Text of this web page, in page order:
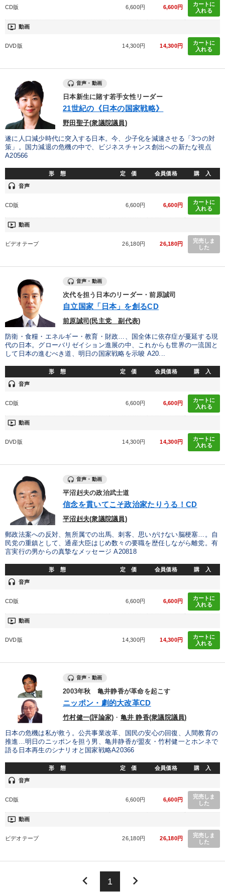
CD版 6,600円 6,600円
カートに
入れる
ondemand_video 動画
DVD版 14,300円 14,300円
カートに
入れる
音声・動画
日本新生に賭す若手女性リーダー
21世紀の《日本の国家戦略》
野田聖子(衆議院議員)
遂に人口減少時代に突入する日本。今、少子化を減速させる「3つの対
策」。国力減退の危機の中で、ビジネスチャンス創出への新たな視点
A20566
形 態 定 価 会員価格 購 入
headset 音声
CD版 6,600円 6,600円
カートに
入れる
ondemand_video 動画
ビデオテープ 26,180円 26,180円
完売しま
した
音声・動画
次代を担う日本のリーダー・前原誠司
自立国家「日本」を創るCD
前原誠司(民主党 副代表)
防衛・食糧・エネルギー・教育・財政…、国全体に依存症が蔓延する現
代の日本。グローバリゼイション進展の中、これからも世界の一流国と
して日本の進むべき道、明日の国家戦略を示唆 A20...
形 態 定 価 会員価格 購 入
headset 音声
CD版 6,600円 6,600円
カートに
入れる
ondemand_video 動画
DVD版 14,300円 14,300円
カートに
入れる
音声・動画
平沼赳夫の政治武士道
信念を貫いてこそ政治家たりうる！CD
平沼赳夫(衆議院議員)
郵政法案への反対、無所属での出馬、刺客、思いがけない脳梗塞…。自
民党の重鎮として、通産大臣はじめ数々の要職を歴任しながら離党。有
言実行の男からの真摯なメッセージ A20818
形 態 定 価 会員価格 購 入
headset 音声
CD版 6,600円 6,600円
カートに
入れる
ondemand_video 動画
DVD版 14,300円 14,300円
カートに
入れる
音声・動画
2003年秋 亀井静香が革命を起こす
ニッポン・劇的大改革CD
竹村健一(評論家) ・ 亀井 静香(衆議院議員)
日本の危機は私が救う。公共事業改革、国民の安心の回復、人間教育の
推進…明日のニッポンを担う男、亀井静香が盟友・竹村健一とホンネで
語る日本再生のシナリオと国家戦略A20366
形 態 定 価 会員価格 購 入
headset 音声
CD版 6,600円 6,600円
完売しま
した
ondemand_video 動画
ビデオテープ 26,180円 26,180円
完売しま
した
keyboard_arrow_left 1 keyboard_arrow_right